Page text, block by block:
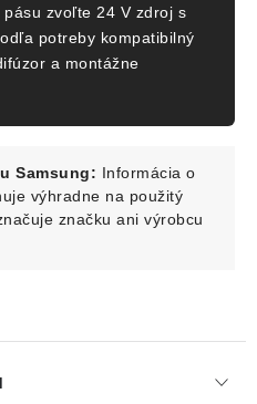
zvoľte 24 V zdroj s
potreby kompatibilný
a montážne
Samsung: Informácia o
výhradne na použitý
značku ani výrobcu